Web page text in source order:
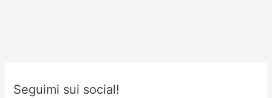
Seguimi sui social!